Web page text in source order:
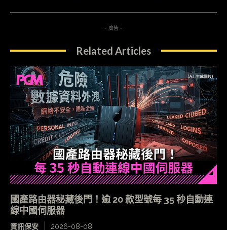
- 廣告 -
Related Articles
國產路由器秘藏後門！逾 20 款型號每 35 秒自動連
線中國伺服器
資訊保安 2026-08-08